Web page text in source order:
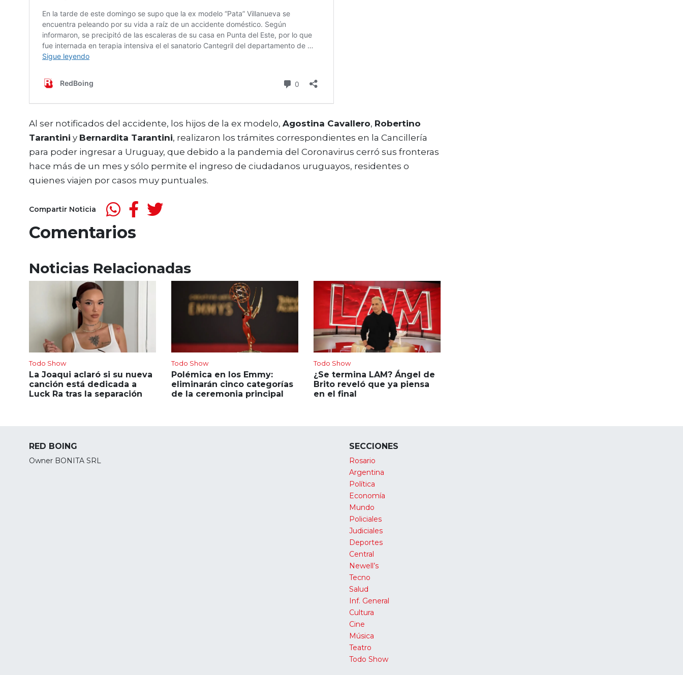
Al ser notificados del accidente, los hijos de la ex modelo, Agostina Cavallero, Robertino
Tarantini y Bernardita Tarantini, realizaron los trámites correspondientes en la Cancillería
para poder ingresar a Uruguay, que debido a la pandemia del Coronavirus cerró sus fronteras
hace más de un mes y sólo permite el ingreso de ciudadanos uruguayos, residentes o
quienes viajen por casos muy puntuales.
Compartir Noticia
Comentarios
Noticias Relacionadas
Todo Show
La Joaqui aclaró si su nueva
canción está dedicada a
Luck Ra tras la separación
Todo Show
Polémica en los Emmy:
eliminarán cinco categorías
de la ceremonia principal
Todo Show
¿Se termina LAM? Ángel de
Brito reveló que ya piensa
en el final
RED BOING
Owner BONITA SRL
SECCIONES
Rosario
Argentina
Política
Economía
Mundo
Policiales
Judiciales
Deportes
Central
Newell’s
Tecno
Salud
Inf. General
Cultura
Cine
Música
Teatro
Todo Show